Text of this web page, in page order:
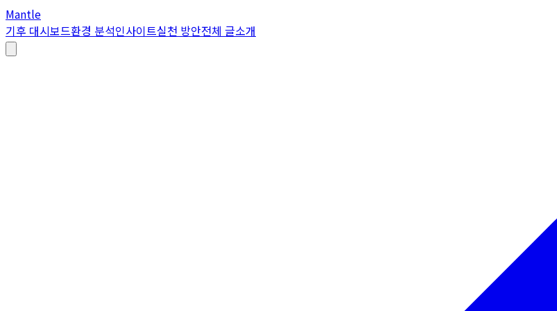
Mantle
기후 대시보드환경 분석인사이트실천 방안전체 글소개